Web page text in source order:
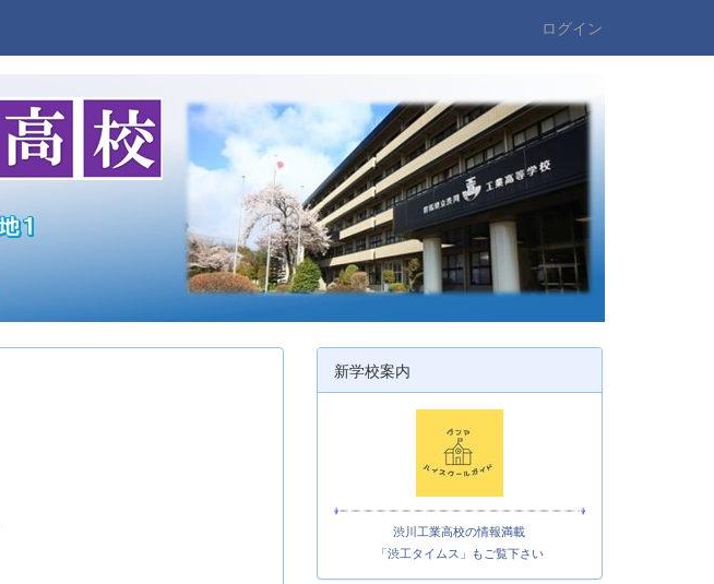
ログイン
新学校案内
渋川工業高校の情報満載
「渋工タイムス」もご覧下さい